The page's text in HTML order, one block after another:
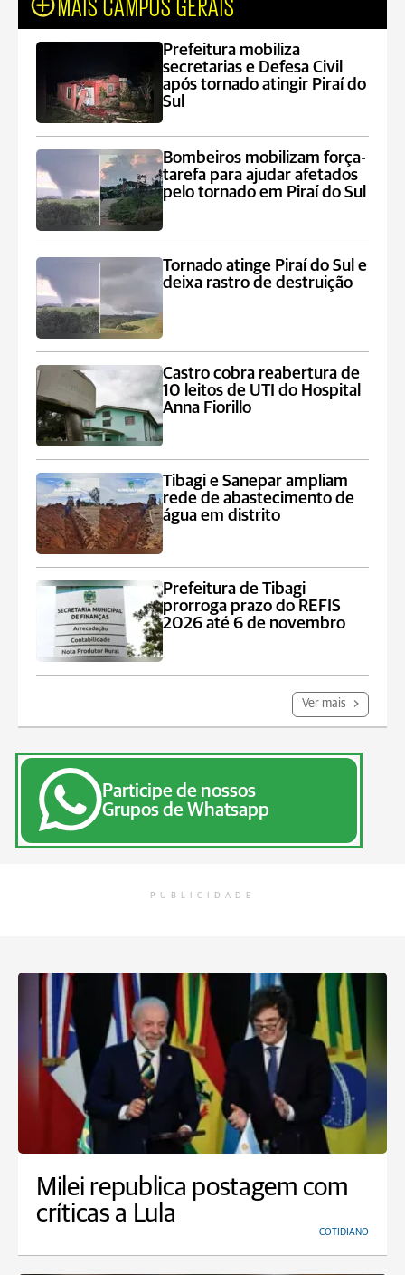
Prefeitura mobiliza
secretarias e Defesa Civil
após tornado atingir Piraí do
Sul
Bombeiros mobilizam força-
tarefa para ajudar afetados
pelo tornado em Piraí do Sul
Tornado atinge Piraí do Sul e
deixa rastro de destruição
Castro cobra reabertura de
10 leitos de UTI do Hospital
Anna Fiorillo
Tibagi e Sanepar ampliam
rede de abastecimento de
água em distrito
Prefeitura de Tibagi
prorroga prazo do REFIS
2026 até 6 de novembro
Ver mais
Participe de nossos
Grupos de Whatsapp
PUBLICIDADE
Milei republica postagem com
críticas a Lula
COTIDIANO